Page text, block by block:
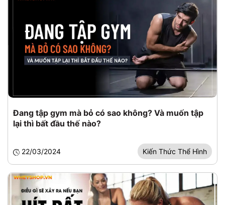
Đang tập gym mà bỏ có sao không? Và muốn tập
lại thì bất đầu thế nào?
22/03/2024 Kiến Thức Thể Hình